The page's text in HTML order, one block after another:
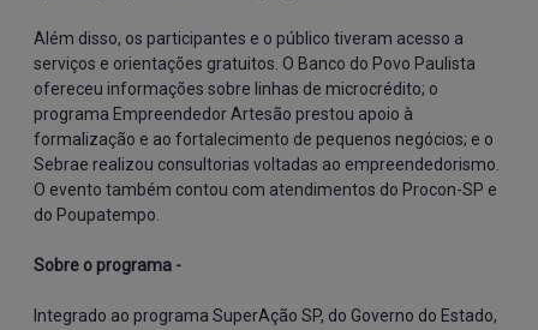
Além disso, os participantes e o público tiveram acesso a
serviços e orientações gratuitos. O Banco do Povo Paulista
ofereceu informações sobre linhas de microcrédito; o
programa Empreendedor Artesão prestou apoio à
formalização e ao fortalecimento de pequenos negócios; e o
Sebrae realizou consultorias voltadas ao empreendedorismo.
O evento também contou com atendimentos do Procon-SP e
do Poupatempo.
Sobre o programa -
Integrado ao programa SuperAção SP, do Governo do Estado,